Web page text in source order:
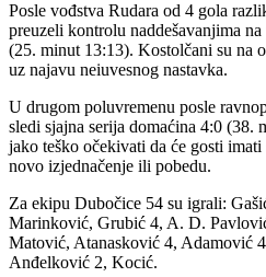
Posle vođstva Rudara od 4 gola
preuzeli kontrolu naddešavanjima
(25. minut 13:13). Kostolčani su na
uz najavu neiuvesnog nastavka.
U drugom poluvremenu posle
sledi sjajna serija domaćina 4:0 (38.
jako teško očekivati da će gosti imati
novo izjednačenje ili pobedu.
Za ekipu Dubočice 54 su igrali:
Marinković, Grubić 4, A. D.
Matović, Atanasković 4, Adamović
Anđelković 2, Kocić.